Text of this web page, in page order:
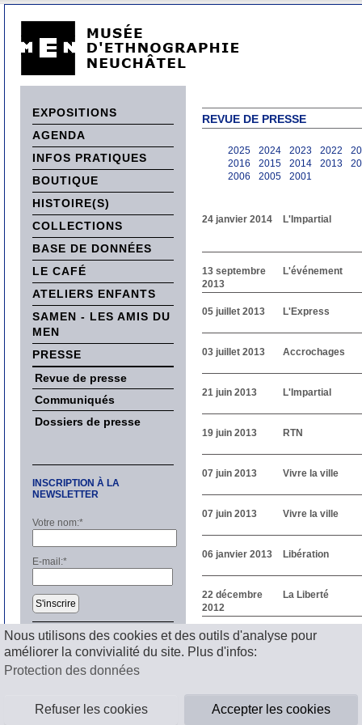
Nous utilisons des cookies et des outils d'analyse pour
améliorer la convivialité du site. Plus d'infos:
Protection des données
Refuser les cookies Accepter les cookies
EXPOSITIONS
AGENDA
INFOS PRATIQUES
BOUTIQUE
HISTOIRE(S)
COLLECTIONS
BASE DE DONNÉES
LE CAFÉ
ATELIERS ENFANTS
SAMEN - LES AMIS DU
MEN
PRESSE
Revue de presse
Communiqués
Dossiers de presse
INSCRIPTION À LA
NEWSLETTER
Votre nom:*
E-mail:*
S'inscrire
REVUE DE PRESSE
2025 2024 2023 2022
2016
2015 2014 2013
2006
2005 2001
24 janvier 2014 L'Impartial
13 septembre
2013
L'événement
05 juillet 2013 L'Express
03 juillet 2013 Accrochages
21 juin 2013 L'Impartial
19 juin 2013 RTN
07 juin 2013 Vivre la ville
07 juin 2013 Vivre la ville
06 janvier 2013 Libération
22 décembre
2012
La Liberté
Précédent
1
2 3 4 5 6 7
Suivant